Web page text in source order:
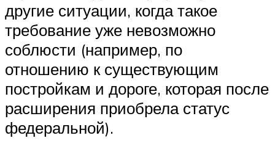
другие ситуации, когда такое
требование уже невозможно
соблюсти (например, по
отношению к существующим
постройкам и дороге, которая после
расширения приобрела статус
федеральной).